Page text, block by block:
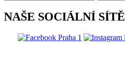
NAŠE SOCIÁLNÍ SÍTĚ